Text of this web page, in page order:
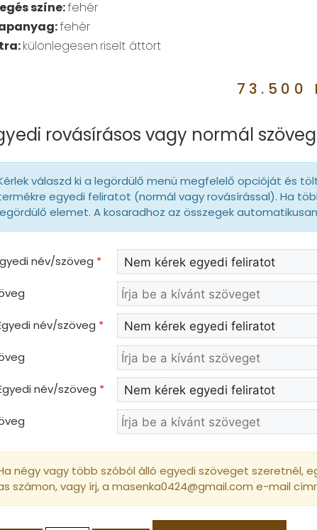
színe:fehér
fehér
különlegesen riselt áttört
73.500
rovásírásos vagy normál
válaszd ki a legördülő menü megfelelő opcióját és
egyedi feliratot (normál vagy rovásírással). Ha
elemet. A kosaradhoz az összegek
név/szöveg *
név/szöveg *
név/szöveg *
négy vagy több szóból álló egyedi szöveget szeretnél,
számon, vagy írj, a masenka0424@gmail.com e-mail